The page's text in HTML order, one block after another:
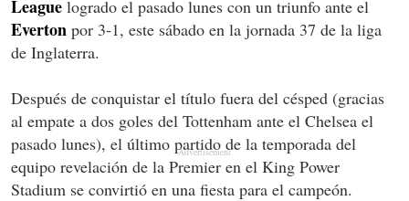
League logrado el pasado lunes con un triunfo ante el
Everton por 3-1, este sábado en la jornada 37 de la liga
de Inglaterra.
Después de conquistar el título fuera del césped (gracias
al empate a dos goles del Tottenham ante el Chelsea el
pasado lunes), el último partido de la temporada del
equipo revelación de la Premier en el King Power
Stadium se convirtió en una fiesta para el campeón.